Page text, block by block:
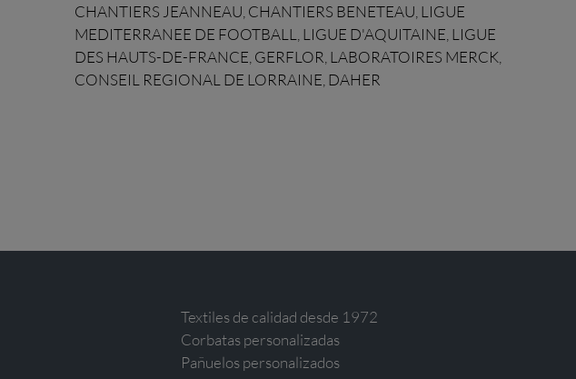
CHANTIERS JEANNEAU, CHANTIERS BENETEAU, LIGUE
MEDITERRANEE DE FOOTBALL, LIGUE D'AQUITAINE, LIGUE
DES HAUTS-DE-FRANCE, GERFLOR, LABORATOIRES MERCK,
CONSEIL REGIONAL DE LORRAINE, DAHER
Textiles de calidad desde 1972
Corbatas personalizadas
Pañuelos personalizados